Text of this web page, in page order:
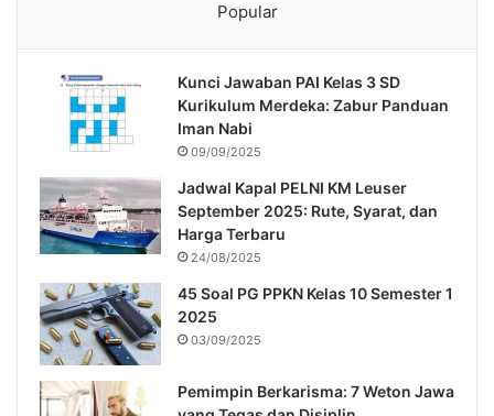
Popular
Kunci Jawaban PAI Kelas 3 SD
Kurikulum Merdeka: Zabur Panduan
Iman Nabi
09/09/2025
Jadwal Kapal PELNI KM Leuser
September 2025: Rute, Syarat, dan
Harga Terbaru
24/08/2025
45 Soal PG PPKN Kelas 10 Semester 1
2025
03/09/2025
Pemimpin Berkarisma: 7 Weton Jawa